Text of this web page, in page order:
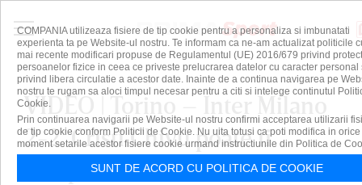
VIDEO | Torino – Inter Milano
2-2. Cristi Chivu poate fi
campion runda următoare
COMPANIA utilizeaza fisiere de tip cookie pentru a personaliza si imbunatati
experienta ta pe Website-ul nostru. Te informam ca ne-am actualizat politicile
mai recente modificari propuse de Regulamentul (UE) 2016/679 privind
persoanelor fizice in ceea ce priveste prelucrarea datelor cu caracter personal
privind libera circulatie a acestor date. Inainte de a continua navigarea pe
nostru te rugam sa aloci timpul necesar pentru a citi si intelege continutul
Cookie.
Prin continuarea navigarii pe Website-ul nostru confirmi acceptarea utilizarii
de tip cookie conform Politicii de Cookie. Nu uita totusi ca poti modifica in orice
moment setarile acestor fisiere cookie urmand instructiunile din Politica de
SUNT DE ACORD CU POLITICA DE COOKIE